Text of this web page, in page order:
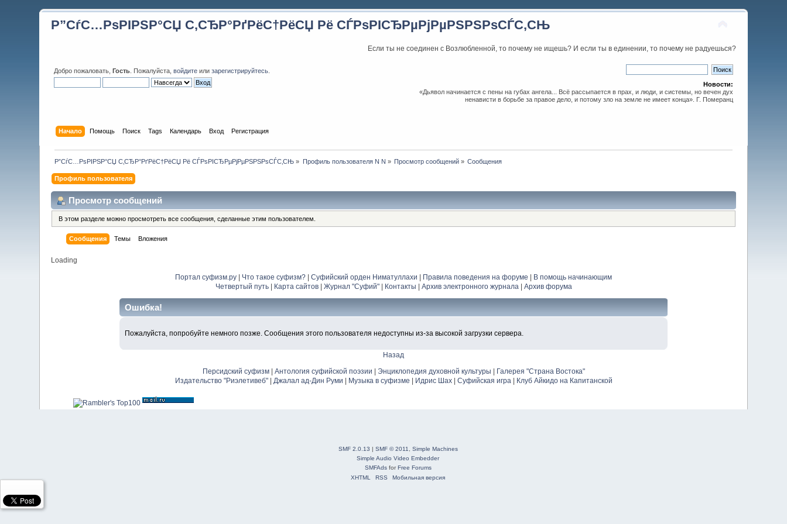
Р”СѓС…РѕРІРЅР°СЏ С‚СЂР°РґРёС†РёСЏ Рё СЃРѕРІСЂРµРјРµРЅРЅРѕСЃС‚СЊ
Если ты не соединен с Возлюбленной, то почему не ищешь? И если ты в единении, то почему не радуешься?
Добро пожаловать,Гость . Пожалуйста,войдите илизарегистрируйтесь
Новости:
«Дьявол начинается с пены на губах ангела... Всё рассыпается в прах, и люди, и системы, но вечен дух
ненависти в борьбе за правое дело, и потому зло на земле не имеет конца». Г. Померанц
Начало Помощь Поиск Tags Календарь Вход Регистрация
Р”СѓС…РѕРІРЅР°СЏ С‚СЂР°РґРёС†РёСЏ Рё СЃРѕРІСЂРµРјРµРЅРЅРѕСЃС‚СЊ » Профиль пользователя N N » Просмотр сообщений » Сообщения
Профиль пользователя
Просмотр сообщений
В этом разделе можно просмотреть все сообщения, сделанные этим пользователем.
Сообщения Темы Вложения
Loading
Портал суфизм.ру Что такое суфизм? Суфийский орден Ниматуллахи Правила поведения на форуме
В помощь начинающим
Четвертый путь| Карта сайтов| Журнал "Суфий"| Контакты Архив электронного журнала| Архив форума
Ошибка!
Пожалуйста, попробуйте немного позже. Сообщения этого пользователя недоступны из-за высокой загрузки сервера.
Назад
Персидский суфизм| Антология суфийской поэзии Энциклопедия духовной культуры
Галерея "Страна Востока"
Издательство "Риэлетивеб"| Джалал ад-Дин Руми Музыка в суфизме Идрис Шах| Суфийская игра| Клуб Айкидо на Капитанской
SMF 2.0.13 | SMF © 2011
Simple Machines
Simple Audio Video Embedder
SMFAdsforFree Forums
XHTML
RSS Мобильная версия